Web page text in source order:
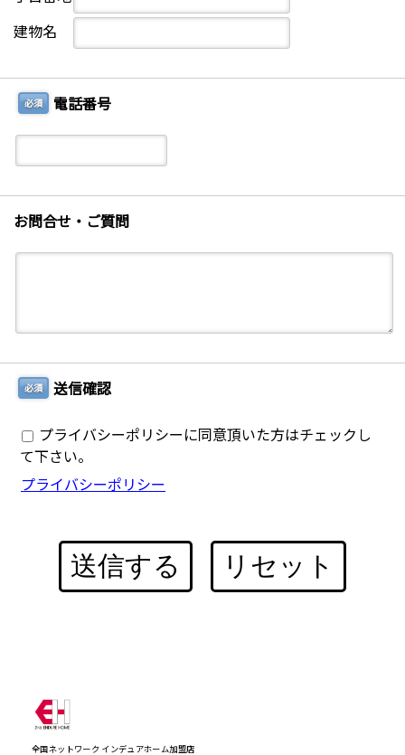
建物名
必須 電話番号
お問合せ・ご質問
必須 送信確認
プライバシーポリシーに同意頂いた方はチェックし
て下さい。
プライバシーポリシー
送信する リセット
全国ネットワーク インデュアホーム加盟店